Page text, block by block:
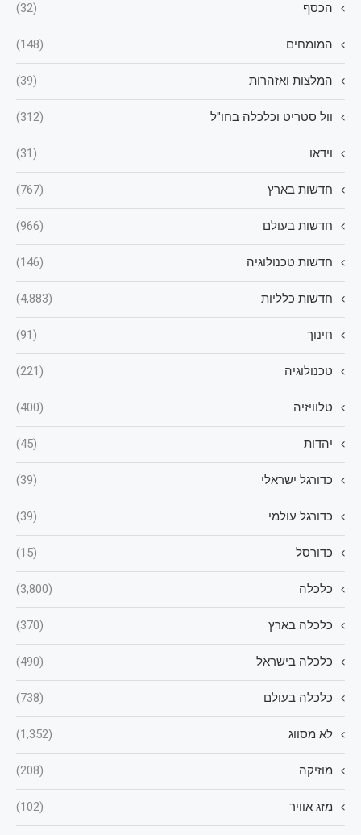
הכסף (32)
המומחים (148)
המלצות ואזהרות (39)
וול סטריט וכלכלה בחו"ל (312)
וידאו (31)
חדשות בארץ (767)
חדשות בעולם (966)
חדשות טכנולוגיה (146)
חדשות כלליות (4,883)
חינוך (91)
טכנולוגיה (221)
טלוויזיה (400)
יהדות (45)
כדורגל ישראלי (39)
כדורגל עולמי (39)
כדורסל (15)
כלכלה (3,800)
כלכלה בארץ (370)
כלכלה בישראל (490)
כלכלה בעולם (738)
לא מסווג (1,352)
מוזיקה (208)
מזג אוויר (102)